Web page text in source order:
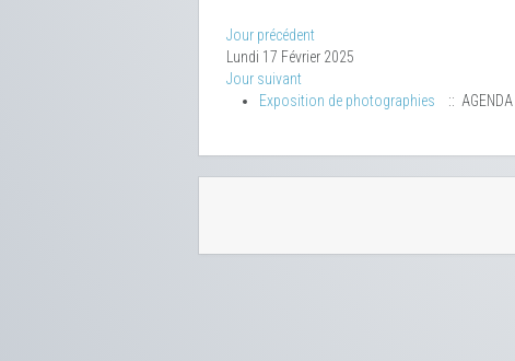
Jour précédent
Lundi 17 Février 2025
Jour suivant
Exposition de photographies
:: AGENDA